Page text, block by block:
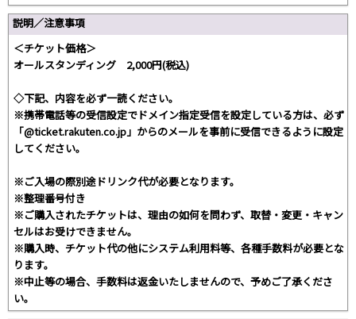
説明／注意事項
＜チケット価格＞
オールスタンディング 2,000円(税込)
◇下記、内容を必ず一読ください。
※携帯電話等の受信設定でドメイン指定受信を設定している方は、必ず
「@ticket.rakuten.co.jp」からのメールを事前に受信できるように設定
してください。
※ご入場の際別途ドリンク代が必要となります。
※整理番号付き
※ご購入されたチケットは、理由の如何を問わず、取替・変更・キャン
セルはお受けできません。
※購入時、チケット代の他にシステム利用料等、各種手数料が必要とな
ります。
※中止等の場合、手数料は返金いたしませんので、予めご了承くださ
い。